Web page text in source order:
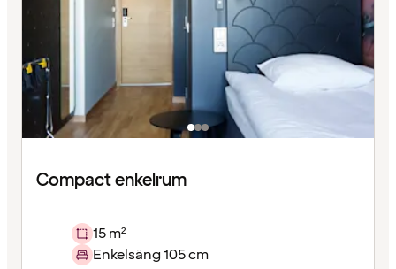
Compact enkelrum
15 m²
Enkelsäng 105 cm